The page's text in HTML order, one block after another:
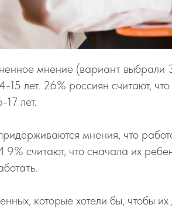
мнение (вариант выбрали
15 лет. 26% россиян считают,
лет.
мнения, что
считают, что сначала их
которые хотели бы, чтобы